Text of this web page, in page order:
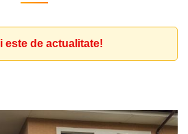
este de actualitate!